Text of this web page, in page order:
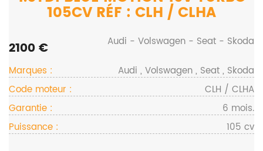
105CV RÉF : CLH / CLHA
2100 €
Audi - Volswagen - Seat - Skoda
Marques :
Audi , Volswagen , Seat , Skoda
Code moteur :
CLH / CLHA
Garantie :
6 mois.
Puissance :
105 cv